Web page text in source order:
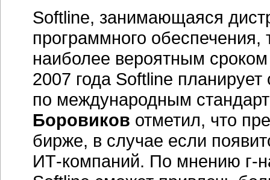
Softline, занимающаяся
программного
наиболее вероятным
2007 года Softline
по международным
Боровиков отметил, что
бирже, в случае если
ИТ-компаний. По мнению г-